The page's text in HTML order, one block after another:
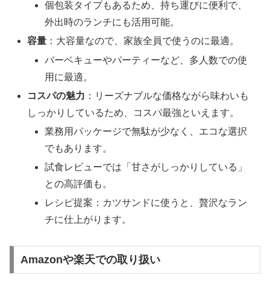
個包装タイプもあるため、持ち運びに便利で、
外出時のランチにも活用可能。
容量 ：大容量なので、家族全員で使うのに最適。
バーベキューやパーティーなど、多人数での使
用に最適。
コスパの魅力 ：リーズナブルな価格ながら味わいも
しっかりしているため、コスパ最強といえます。
業務用パッケージで無駄が少なく、エコな選択
でもあります。
試食レビューでは「甘さがしっかりしている」
との高評価も。
レシピ提案：カツサンドに使うと、贅沢なラン
チに仕上がります。
Amazonや楽天での取り扱い